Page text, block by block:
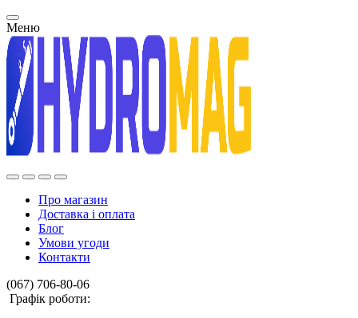
Меню
Про магазин
Доставка і оплата
Блог
Умови угоди
Контакти
(067) 706-80-06
Графік роботи: